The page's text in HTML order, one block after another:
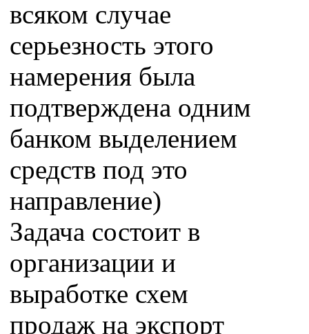
всяком случае
серьезность этого
намерения была
подтверждена одним
банком выделением
средств под это
направление)
Задача состоит в
организации и
выработке схем
продаж на экспорт